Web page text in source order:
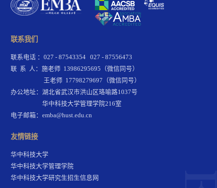
联系我们
联系电话 ：027 - 87543354 027 - 87556473
联 系 人：施老师 13986295695（微信同号）
王老师 17798279697（微信同号）
办公地址：湖北省武汉市洪山区珞喻路1037号
华中科技大学管理学院216室
电子邮箱：emba@hust.edu.cn
友情链接
华中科技大学
华中科技大学管理学院
华中科技大学研究生招生信息网